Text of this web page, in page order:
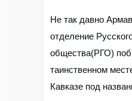
Не так давно
отделение
общества(РГО)
таинственном
Кавказе под